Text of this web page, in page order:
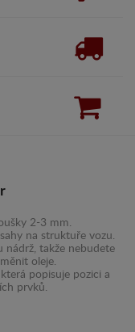
2-3 mm.
na struktuře vozu.
nádrž, takže nebudete
oleje.
popisuje pozici a
prvků.